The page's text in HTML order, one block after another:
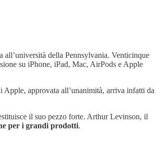
all’università della Pennsylvania. Venticinque
su iPhone, iPad, Mac, AirPods e Apple
Apple, approvata all’unanimità, arriva infatti da
il suo pezzo forte. Arthur Levinson, il
per i grandi prodotti.